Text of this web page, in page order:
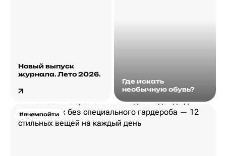
Новый выпуск
журнала. Лето 2026.
Где искать
необычную обувь?
#вчемпойти